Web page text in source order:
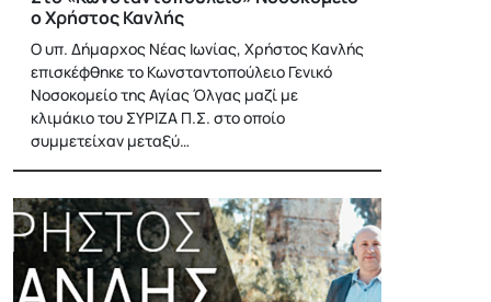
ο Χρήστος Κανλής
Ο υπ. Δήμαρχος Νέας Ιωνίας, Χρήστος Κανλής
επισκέφθηκε το Κωνσταντοπούλειο Γενικό
Νοσοκομείο της Αγίας Όλγας μαζί με
κλιμάκιο του ΣΥΡΙΖΑ Π.Σ. στο οποίο
συμμετείχαν μεταξύ…